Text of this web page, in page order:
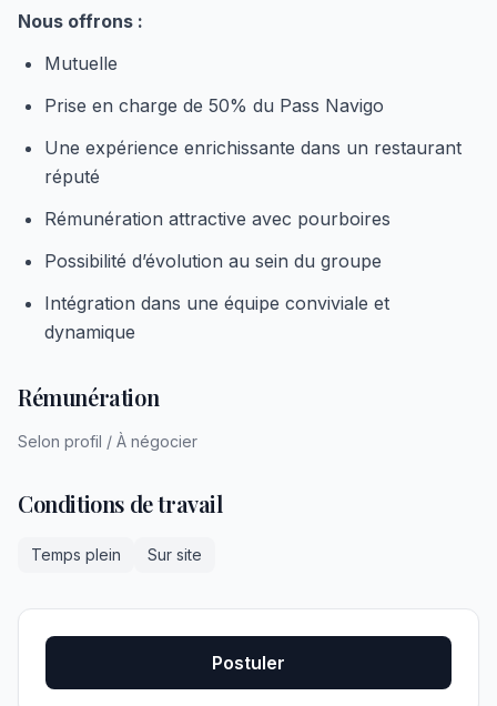
Nous offrons :
Mutuelle
Prise en charge de 50% du Pass Navigo
Une expérience enrichissante dans un restaurant
réputé
Rémunération attractive avec pourboires
Possibilité d’évolution au sein du groupe
Intégration dans une équipe conviviale et
dynamique
Rémunération
Selon profil / À négocier
Conditions de travail
Temps plein Sur site
Postuler